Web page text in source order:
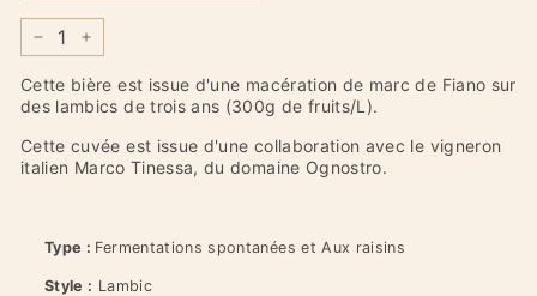
−
+
Cette bière est issue d'une macération de marc de Fiano sur
des lambics de trois ans (300g de fruits/L).
Cette cuvée est issue d'une collaboration avec le vigneron
italien Marco Tinessa, du domaine Ognostro.
Type : Fermentations spontanées et Aux raisins
Style : Lambic